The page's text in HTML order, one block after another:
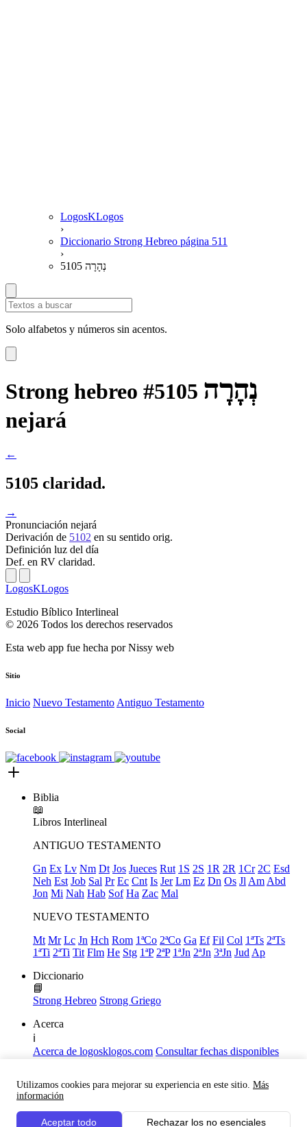
Utilizamos cookies para mejorar su experiencia en este sitio. Más
información
Aceptar todo Rechazar los no esenciales
LogosKLogos
›
Diccionario Strong Hebreo página 511
›
5105 נְהָרָה
Solo alfabetos y números sin acentos.
Strong hebreo #5105 נְהָרָה
nejará
←
5105 claridad.
→
Pronunciación nejará
Derivación de 5102 en su sentido orig.
Definición luz del día
Def. en RV claridad.
LogosKLogos
Estudio Bíblico Interlineal
© 2026 Todos los derechos reservados
Esta web app fue hecha porNissy web
Sitio
Inicio Nuevo Testamento Antiguo Testamento
Social
Biblia
📖
Libros Interlineal
ANTIGUO TESTAMENTO
Gn Ex Lv Nm Dt Jos Jueces Rut 1S 2S 1R 2R 1Cr 2C Esd
Neh Est Job Sal Pr Ec Cnt Is Jer Lm Ez Dn Os Jl Am Abd
Jon Mi Nah Hab Sof Ha Zac Mal
NUEVO TESTAMENTO
Mt Mr Lc Jn Hch Rom 1ªCo 2ªCo Ga Ef Fil Col 1ªTs 2ªTs
1ªTi 2ªTi Tit Flm He Stg 1ªP 2ªP 1ªJn 2ªJn 3ªJn Jud Ap
Diccionario
📘
Strong Hebreo Strong Griego
Acerca
ℹ️
Acerca de logosklogos.com Consultar fechas disponibles
Links útiles
Facebook